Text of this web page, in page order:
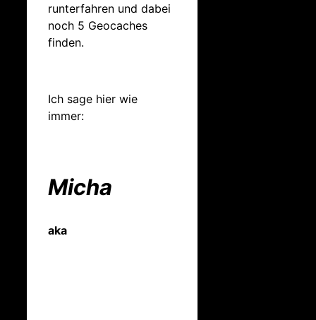
runterfahren und dabei
noch 5 Geocaches
finden.
Ich sage hier wie
immer:
Micha
aka